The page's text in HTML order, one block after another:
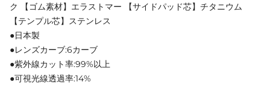
ク 【ゴム素材】エラストマー 【サイドパッド芯】チタニウム
【テンプル芯】ステンレス
●日本製
●レンズカーブ:6カーブ
●紫外線カット率:99%以上
●可視光線透過率:14%